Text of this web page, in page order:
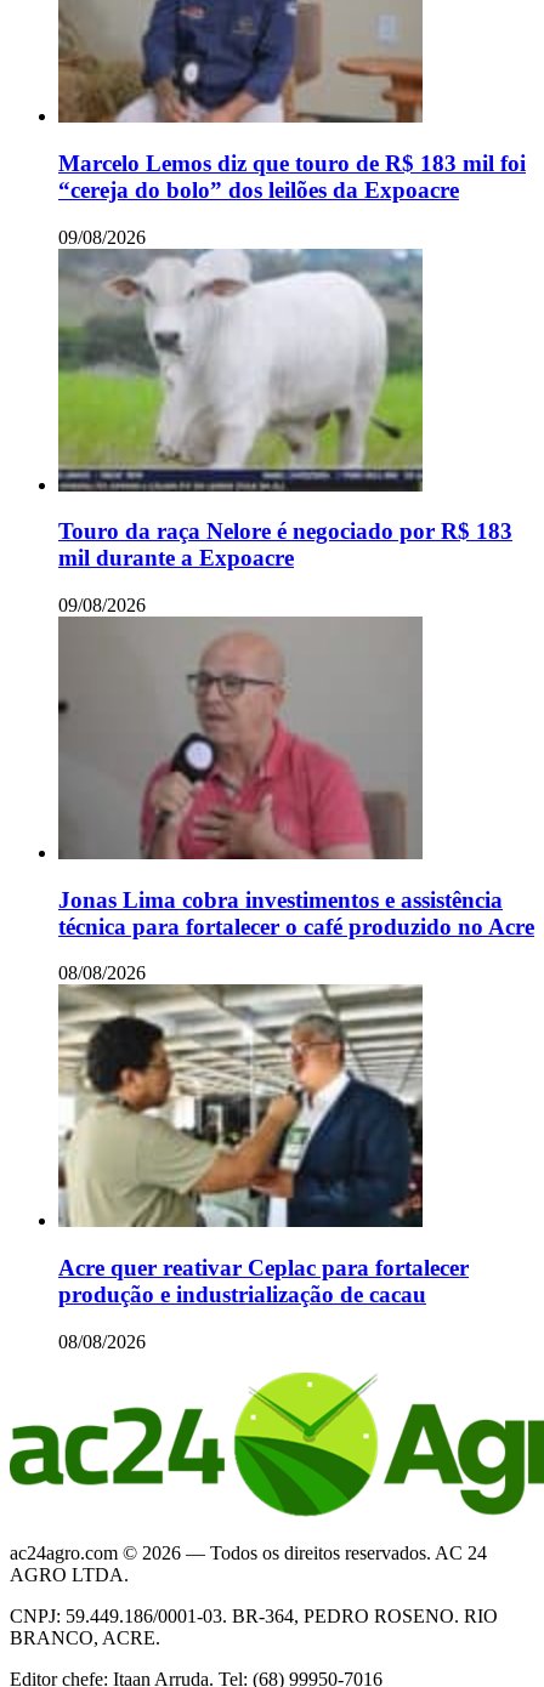
Marcelo Lemos diz que touro de R$ 183 mil foi
“cereja do bolo” dos leilões da Expoacre
09/08/2026
Touro da raça Nelore é negociado por R$ 183
mil durante a Expoacre
09/08/2026
Jonas Lima cobra investimentos e assistência
técnica para fortalecer o café produzido no Acre
08/08/2026
Acre quer reativar Ceplac para fortalecer
produção e industrialização de cacau
08/08/2026
ac24agro.com © 2026 — Todos os direitos reservados. AC 24
AGRO LTDA.
CNPJ: 59.449.186/0001-03. BR-364, PEDRO ROSENO. RIO
BRANCO, ACRE.
Editor chefe: Itaan Arruda. Tel: (68) 99950-7016